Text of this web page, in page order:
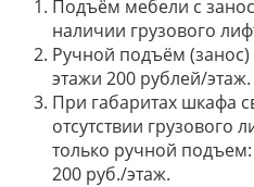
Подъём мебели с
наличии грузового
Ручной подъём
этажи 200 рублей/этаж.
При габаритах шкафа
отсутствии грузового
только ручной
200 руб./этаж.